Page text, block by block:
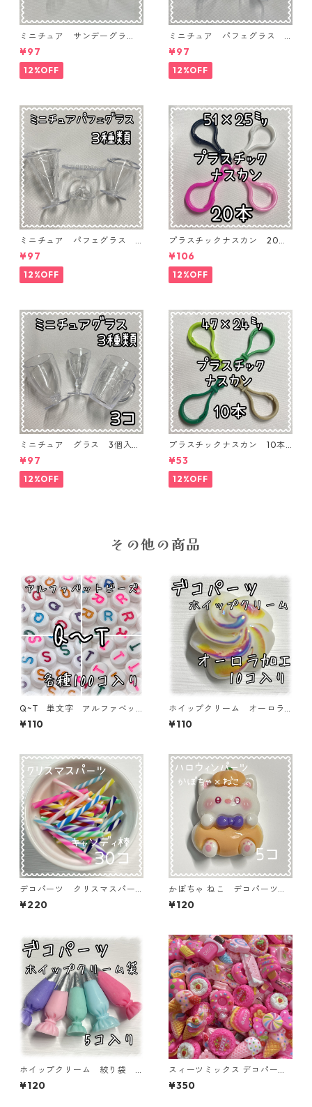
ミニチュア サンデーグラ
ス 3個入り【MNT-GLS-3P-
04】
¥97
12%OFF
ミニチュア パフェグラス 3
個入り【MNT-GLS-3P-03】
¥97
12%OFF
ミニチュア パフェグラス 3
個入り【MNT-GLS-3P-02】
¥97
12%OFF
プラスチックナスカン 20本
入り【PK-20】
¥106
12%OFF
ミニチュア グラス 3個入り
【MNT-GLS-3P-01】
¥97
12%OFF
プラスチックナスカン 10本
入り【PK-10】
¥53
12%OFF
その他の商品
Q~T 単文字 アルファベッ
トビーズ 100個入り【AB‐E
A】
¥110
ホイップクリーム オーロラ
ホワイト 10個入り デコパ
ーツ 貼り付けパーツ【DP-C
¥110
デコパーツ クリスマスパー
ツ キャンディ棒 30本入
り 貼り付けパーツ【DP-xma
¥220
かぼちゃ ねこ デコパーツ
ハロウィン 5個入り 貼り付
けパーツ【DP-HLW-ｋ4】
¥120
ホイップクリーム 絞り袋 5
個入り デコパーツ 貼り付
けパーツ【DP-CM-007】
¥120
スィーツミックス デコパー
ツ ピンク 45個入り 貼り
付けパーツ【DP-SW-MIXP】
¥350